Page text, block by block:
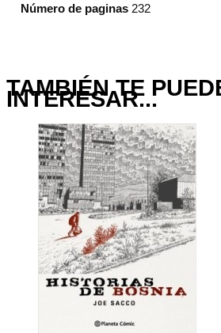
Número de paginas 232
TAMBIÉN TE
INTERESAR...